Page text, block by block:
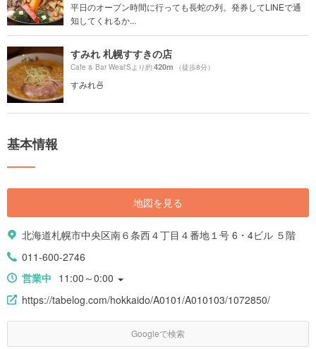
平日のオープン時間に行っても長蛇の列。発券してLINEで通
知してくれるか...
すみれ 札幌すすきの店
Cafe & Bar Weal'Sより約420m （徒歩8分）
すみれ🍜
基本情報
地図を見る
北海道札幌市中央区南６条西４丁目４番地１号 6・4ビル ５階
011-600-2746
営業中 11:00～0:00
https://tabelog.com/hokkaido/A0101/A010103/1072850/
Googleで検索